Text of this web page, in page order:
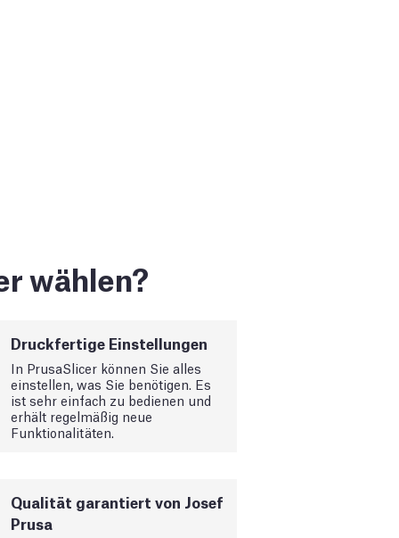
wählen?
Druckfertige Einstellungen
In PrusaSlicer können Sie alles
einstellen, was Sie benötigen. Es
ist sehr einfach zu bedienen und
erhält regelmäßig neue
Funktionalitäten.
Qualität garantiert von Josef
Prusa